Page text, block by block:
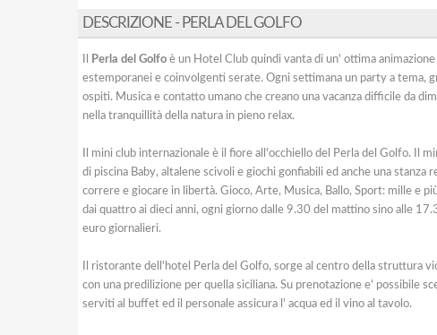
DESCRIZIONE - PERLA DEL GOLFO
Perla del Golfo è un Hotel Club quindi vanta di un' ottima
estemporanei e coinvolgenti serate. Ogni settimana un party a tema,
ospiti. Musica e contatto umano che creano una vacanza difficile da
nella tranquillità della natura in pieno relax.
Il mini club internazionale è il fiore all'occhiello del Perla del Golfo. Il
di piscina Baby, altalene scivoli e giochi gonfiabili ed anche una
correre e giocare in libertà. Gioco, Arte, Musica, Ballo, Sport: mille e
dai quattro ai dieci anni, ogni giorno dalle 9.30 del mattino sino alle
euro giornalieri.
Il ristorante dell'hotel Perla del Golfo, sorge al centro della struttura
con una predilizione per quella siciliana. Su prenotazione e' possibile
serviti al buffet ed il personale assicura l' acqua ed il vino al tavolo.